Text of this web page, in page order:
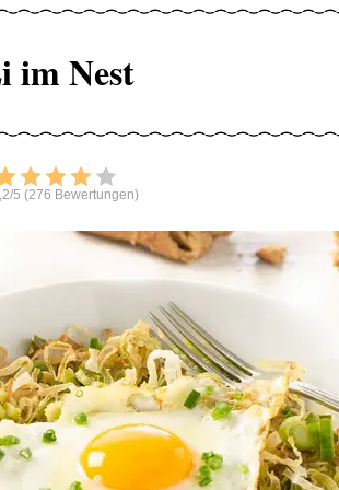
im Nest
Bewerten
5 (276 Bewertungen)